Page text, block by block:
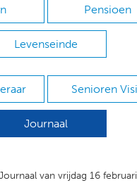
Pensioen
Levenseinde
Senioren
Journaal
van vrijdag 16 februari